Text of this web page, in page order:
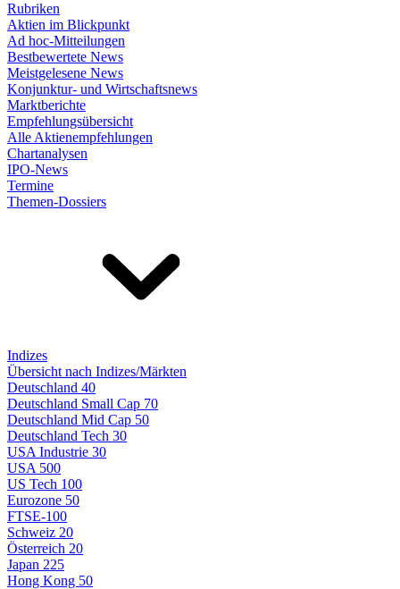
Rubriken
Aktien im Blickpunkt
Ad hoc-Mitteilungen
Bestbewertete News
Meistgelesene News
Konjunktur- und Wirtschaftsnews
Marktberichte
Empfehlungsübersicht
Alle Aktienempfehlungen
Chartanalysen
IPO-News
Termine
Themen-Dossiers
Indizes
Übersicht nach Indizes/Märkten
Deutschland 40
Deutschland Small Cap 70
Deutschland Mid Cap 50
Deutschland Tech 30
USA Industrie 30
USA 500
US Tech 100
Eurozone 50
FTSE-100
Schweiz 20
Österreich 20
Japan 225
Hong Kong 50